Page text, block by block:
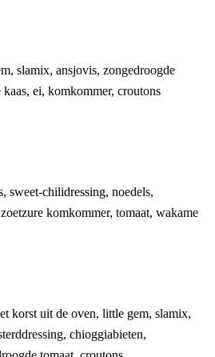
slamix, ansjovis, zongedroogde
kaas, ei, komkommer, croutons
sweet-chilidressing, noedels,
komkommer, tomaat, wakame
korst uit de oven, little gem, slamix,
chioggiabieten,